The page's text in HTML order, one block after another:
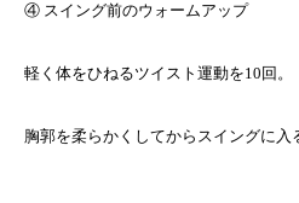
④ スイング前のウォームアップ
軽く体をひねるツイスト運動を10回。
胸郭を柔らかくしてからスイングに入